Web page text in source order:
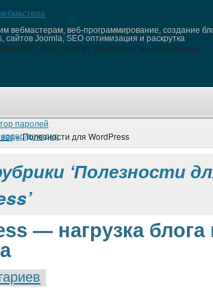
вебмастерам, веб-программирование, создание
сайтов Joomla, SEO оптимизация и раскрутка
паролей
декодер
»Полезности для WordPress
‘Полезности
— нагрузка блога